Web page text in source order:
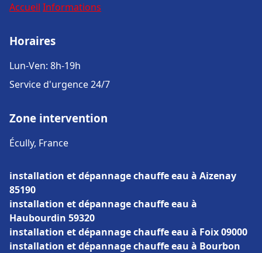
Accueil Informations
Horaires
Lun-Ven: 8h-19h
Service d'urgence 24/7
Zone intervention
Écully, France
installation et dépannage chauffe eau à Aizenay
85190
installation et dépannage chauffe eau à
Haubourdin 59320
installation et dépannage chauffe eau à Foix 09000
installation et dépannage chauffe eau à Bourbon